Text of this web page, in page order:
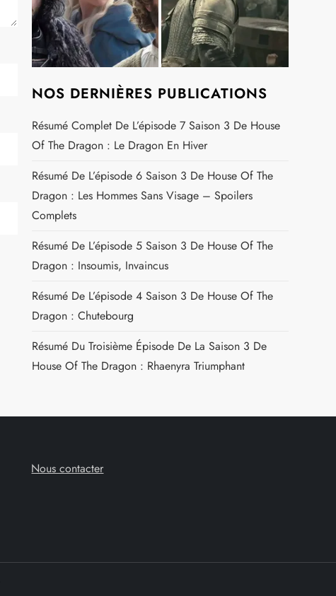
NOS DERNIÈRES PUBLICATIONS
Résumé Complet De L’épisode 7 Saison 3 De House
Of The Dragon : Le Dragon En Hiver
Résumé De L’épisode 6 Saison 3 De House Of The
Dragon : Les Hommes Sans Visage – Spoilers
Complets
Résumé De L’épisode 5 Saison 3 De House Of The
Dragon : Insoumis, Invaincus
Résumé De L’épisode 4 Saison 3 De House Of The
Dragon : Chutebourg
Résumé Du Troisième Épisode De La Saison 3 De
House Of The Dragon : Rhaenyra Triumphant
Nous contacter